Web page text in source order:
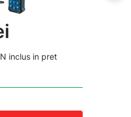
inclus in pret